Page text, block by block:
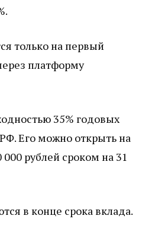
только на первый
платформу
35% годовых
Его можно открыть на
рублей сроком на 31
в конце срока вклада.